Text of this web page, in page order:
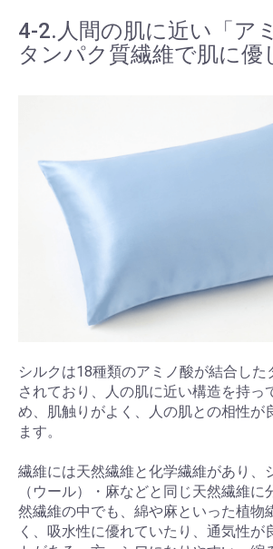
4-2.人間の肌に近い「ア
タンパク質繊維で肌に優
シルクは18種類のアミノ酸が結合した
されており、人の肌に近い構造を持っ
め、肌触りがよく、人の肌との相性が
ます。
繊維には天然繊維と化学繊維があり、
（ウール）・麻などと同じ天然繊維に
然繊維の中でも、綿や麻といった植物
く、吸水性に優れていたり、通気性が